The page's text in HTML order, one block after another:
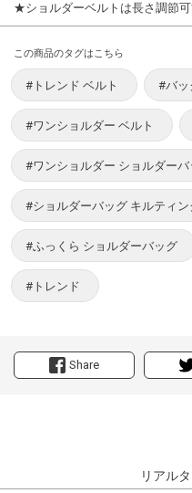
Share
★ショルダーベルトは長さ調節可
この商品のタグはこちら
#トレンド ベルト #バッ
#ワンショルダー ベルト
#ワンショルダー ショルダーバ
#ショルダーバッグ キルティン
#ふっくら ショルダーバッグ
#トレンド
リアル